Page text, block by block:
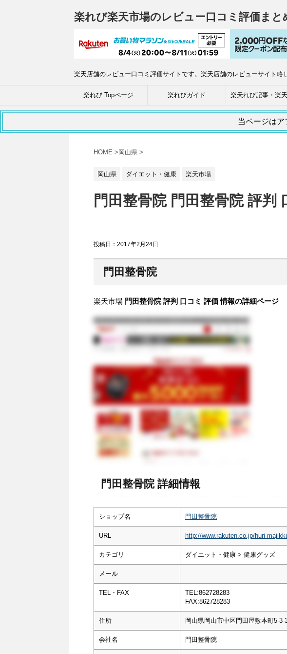
楽れび楽天市場のレビュー口コミ評価まと
楽天店舗のレビュー口コミ評価サイトです。楽天店舗のレビューサイト略
楽れび Topページ 楽れびガイド 楽天れび記事・楽
当ページはア
HOME > 岡山県 >
岡山県 ダイエット・健康 楽天市場
門田整骨院 門田整骨院 評判
投稿日： 2017年2月24日
門田整骨院
楽天市場 門田整骨院 評判 口コミ 評価 情報の詳細ページ
門田整骨院 詳細情報
ショップ名 門田整骨院
URL http://www.rakuten.co.jp/huri-
カテゴリ ダイエット・健康 > 健康グッズ
メール
TEL・FAX
TEL:862728283
FAX:862728283
住所 岡山県岡山市中区門田屋敷本町5-3-
会社名 門田整骨院